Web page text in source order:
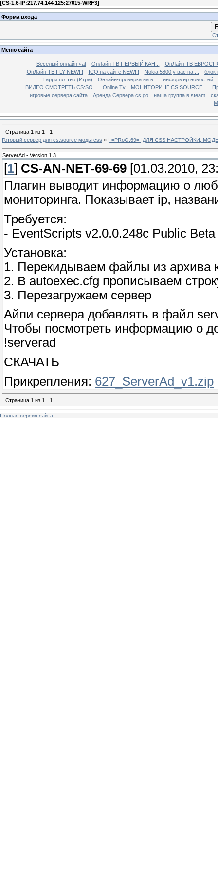
[CS-1.6-IP:217.74.144.125:27015-WRF3]
Форма входа
Меню сайта
Весёлый онлайн чаt ОнЛайн ТВ ПЕРВЫЙ КАН...
ОнЛайн ТВ
ОнЛайн ТВ FLY NEW!!!
ICQ на сайте NEW!!! Nokia 5800 у вас на ...
блок
Гарри поттер (Игра)
Онлайн-проверка на в...
информер новостей
ВИДЕО СМОТРЕТЬ CS:SO...
Online Tv МОНИТОРИНГ CS:SOURCE...
игровые сервера сайта
Аренда Сервера cs go наша группа в steam
Страница 1 из 1
1
Готовый сервер для cs:source моды css » |-=PRoG.69=-|ДЛЯ CSS НАСТРОЙКИ,
ServerAd - Version 1.3
[1] CS-AN-NET-69-69 [01.03.2010,
Плагин выводит информацию о
мониторинга. Показывает ip,
Требуется:
- EventScripts v2.0.0.248c Public Beta
Установка:
1. Перекидываем файлы из архива
2. В autoexec.cfg прописываем
3. Перезагружаем сервер
Айпи сервера добавлять в файл
Чтобы посмотреть информацию о
!serverad
СКАЧАТЬ
Прикрепления: 627_ServerAd_v1.zip
Страница 1 из 1 1
Полная версия сайта